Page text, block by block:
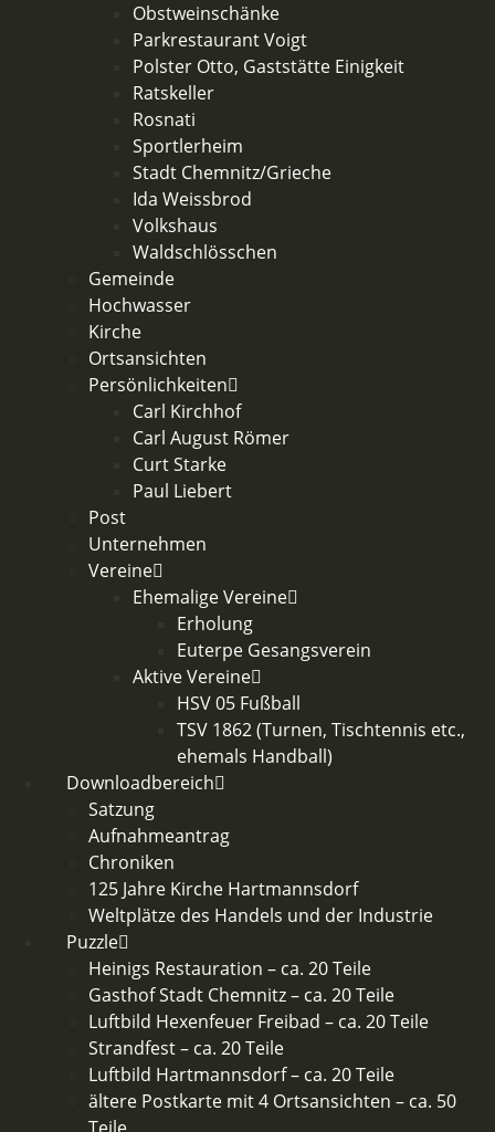
Obstweinschänke
Parkrestaurant Voigt
Polster Otto, Gaststätte Einigkeit
Ratskeller
Rosnati
Sportlerheim
Stadt Chemnitz/Grieche
Ida Weissbrod
Volkshaus
Waldschlösschen
Gemeinde
Hochwasser
Kirche
Ortsansichten
Persönlichkeiten
Carl Kirchhof
Carl August Römer
Curt Starke
Paul Liebert
Post
Unternehmen
Vereine
Ehemalige Vereine
Erholung
Euterpe Gesangsverein
Aktive Vereine
HSV 05 Fußball
TSV 1862 (Turnen, Tischtennis etc.,
ehemals Handball)
Downloadbereich
Satzung
Aufnahmeantrag
Chroniken
125 Jahre Kirche Hartmannsdorf
Weltplätze des Handels und der Industrie
Puzzle
Heinigs Restauration – ca. 20 Teile
Gasthof Stadt Chemnitz – ca. 20 Teile
Luftbild Hexenfeuer Freibad – ca. 20 Teile
Strandfest – ca. 20 Teile
Luftbild Hartmannsdorf – ca. 20 Teile
ältere Postkarte mit 4 Ortsansichten – ca. 50